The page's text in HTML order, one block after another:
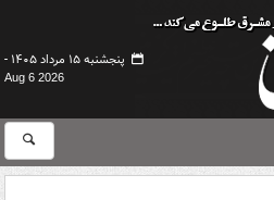
پنجشنبه ۱۵ مرداد ۱۴۰۵ -
Aug 6 2026